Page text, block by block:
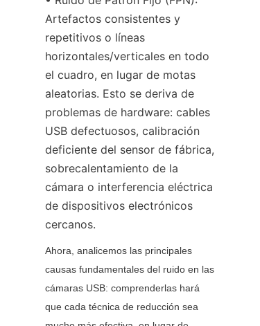
Artefactos consistentes y
repetitivos o líneas
horizontales/verticales en todo
el cuadro, en lugar de motas
aleatorias. Esto se deriva de
problemas de hardware: cables
USB defectuosos, calibración
deficiente del sensor de fábrica,
sobrecalentamiento de la
cámara o interferencia eléctrica
de dispositivos electrónicos
cercanos.
Ahora, analicemos las principales
causas fundamentales del ruido en las
cámaras USB: comprenderlas hará
que cada técnica de reducción sea